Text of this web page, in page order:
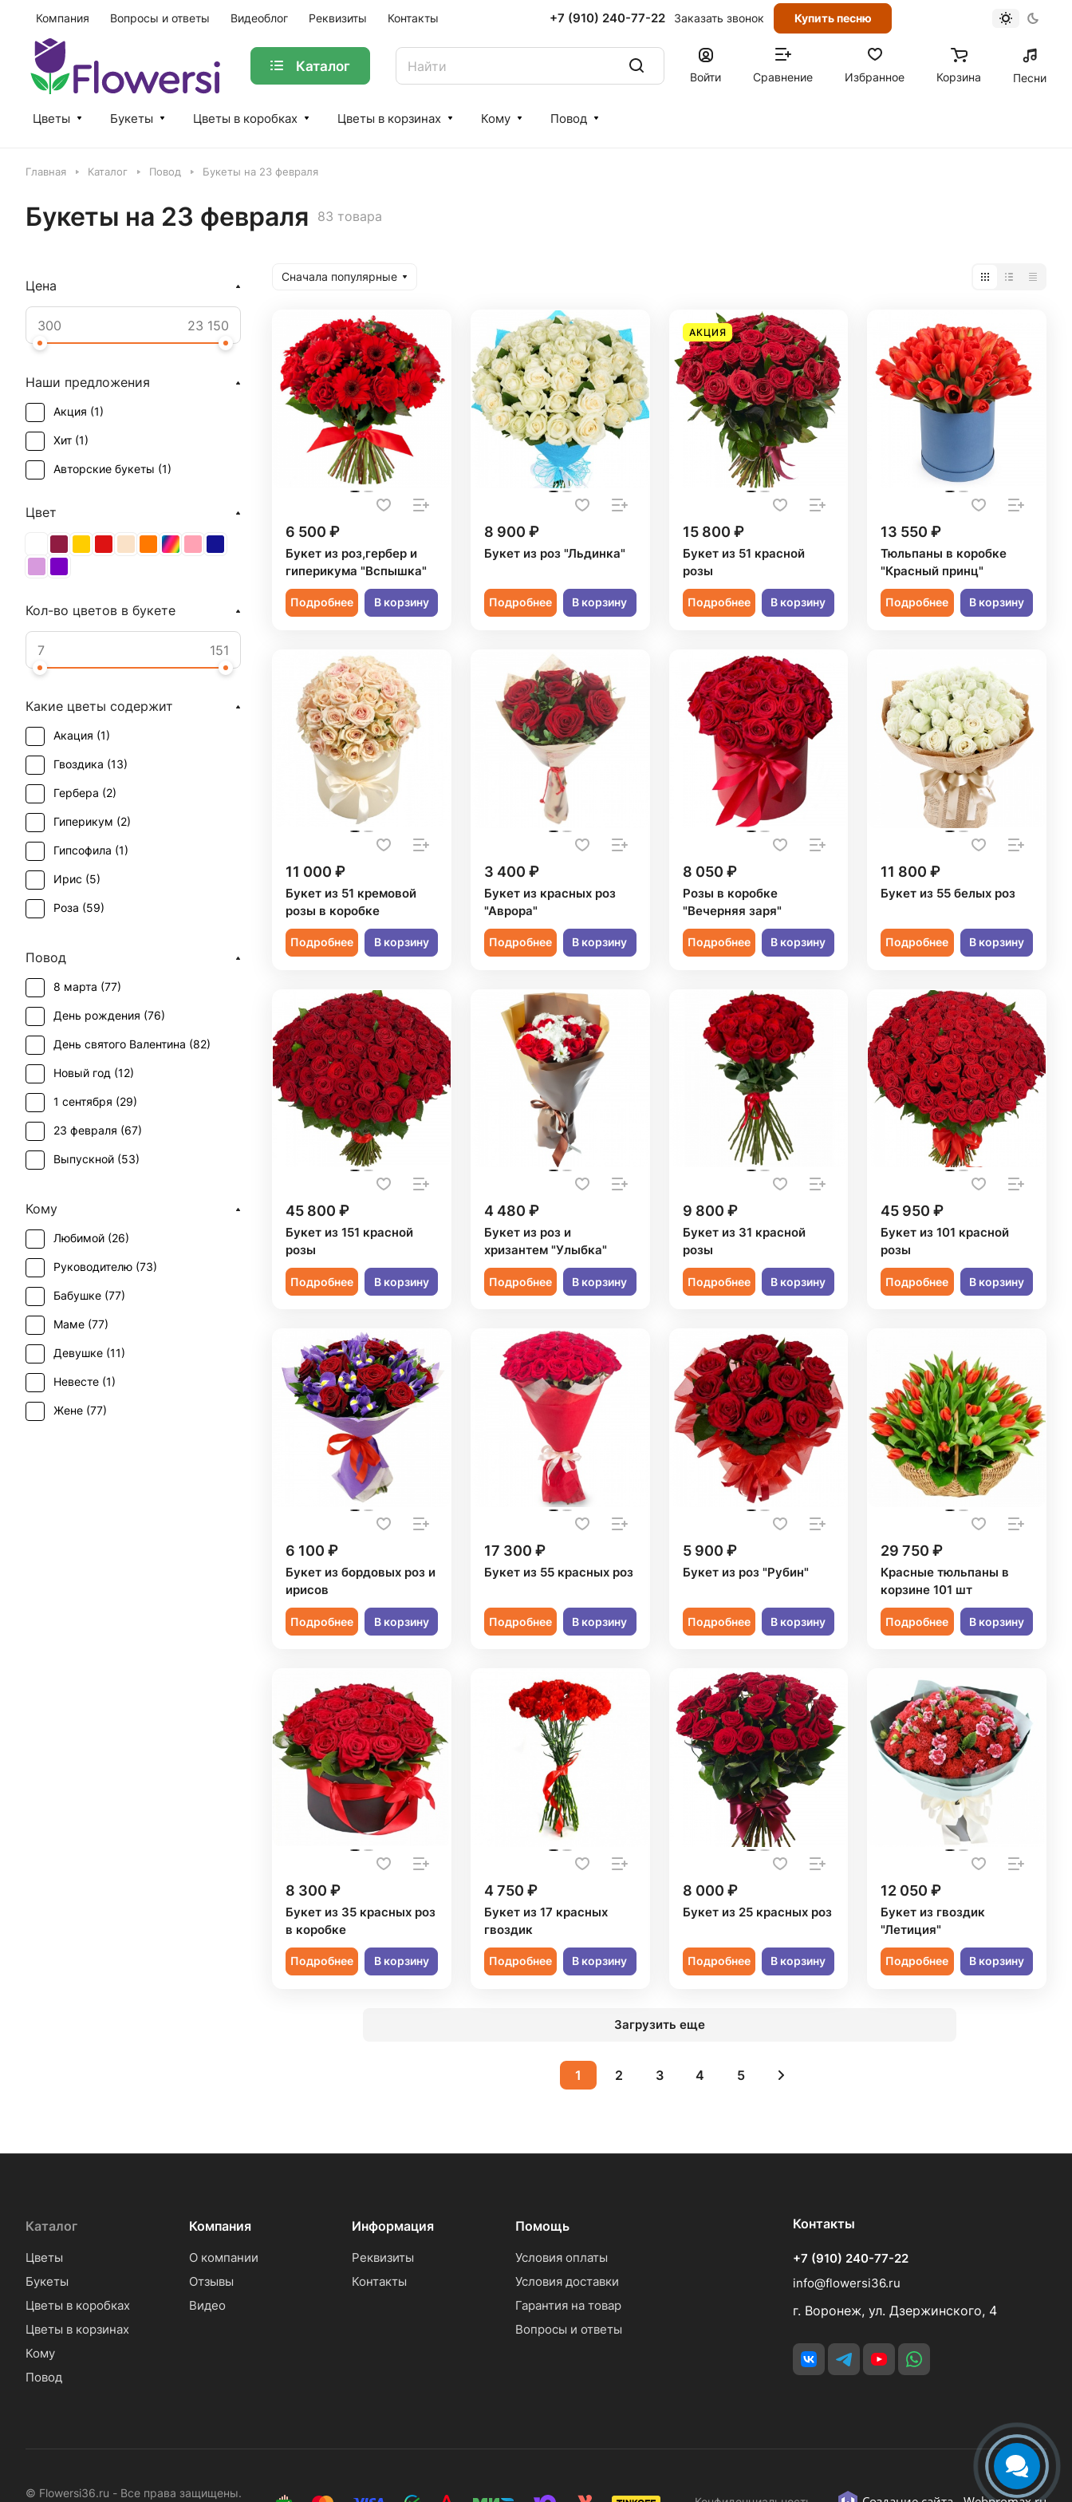
Компания Вопросы и ответы Видеоблог Реквизиты Контакты +7 (910) 240-77-22 Заказать звонок Купить песню
Каталог
Войти Сравнение Избранное Корзина Песни
Цветы Букеты Цветы в коробках Цветы в корзинах Кому Повод
Главная Каталог Повод Букеты на 23 февраля
Букеты на 23 февраля 83 товара
Сначала популярные
6 500 ₽
Букет из роз,гербер и
гиперикума "Вспышка"
Подробнее В корзину
8 900 ₽
Букет из роз "Льдинка"
Подробнее В корзину
АКЦИЯ
15 800 ₽
Букет из 51 красной
розы
Подробнее В корзину
13 550 ₽
Тюльпаны в коробке
"Красный принц"
Подробнее В корзину
11 000 ₽
Букет из 51 кремовой
розы в коробке
Подробнее В корзину
3 400 ₽
Букет из красных роз
"Аврора"
Подробнее В корзину
8 050 ₽
Розы в коробке
"Вечерняя заря"
Подробнее В корзину
11 800 ₽
Букет из 55 белых роз
Подробнее В корзину
45 800 ₽
Букет из 151 красной
розы
Подробнее В корзину
4 480 ₽
Букет из роз и
хризантем "Улыбка"
Подробнее В корзину
9 800 ₽
Букет из 31 красной
розы
Подробнее В корзину
45 950 ₽
Букет из 101 красной
розы
Подробнее В корзину
6 100 ₽
Букет из бордовых роз и
ирисов
Подробнее В корзину
17 300 ₽
Букет из 55 красных роз
Подробнее В корзину
5 900 ₽
Букет из роз "Рубин"
Подробнее В корзину
29 750 ₽
Красные тюльпаны в
корзине 101 шт
Подробнее В корзину
8 300 ₽
Букет из 35 красных роз
в коробке
Подробнее В корзину
4 750 ₽
Букет из 17 красных
гвоздик
Подробнее В корзину
8 000 ₽
Букет из 25 красных роз
Подробнее В корзину
12 050 ₽
Букет из гвоздик
"Летиция"
Подробнее В корзину
Загрузить еще
1 2 3 4 5
Цена
Наши предложения
Акция (1)
Хит (1)
Авторские букеты (1)
Цвет
Кол-во цветов в букете
Какие цветы содержит
Акация (1)
Гвоздика (13)
Гербера (2)
Гиперикум (2)
Гипсофила (1)
Ирис (5)
Роза (59)
Тюльпан (
Хризантема (
Эустома (1)
Повод
8 марта (77)
День рождения (76)
День святого Валентина (82)
Новый год (12)
1 сентября (29)
23 февраля (67)
Выпускной (53)
День учителя (
Пасха (5)
Первое свидание (
Последний звонок (
Рождение ребенка (
Рождество (12
Татьянин день (
Траур ( 3 )
Кому
Любимой (26)
Руководителю (73)
Бабушке (77)
Маме (77)
Девушке (11)
Невесте (1)
Жене (77)
Каталог
Цветы
Букеты
Цветы в коробках
Цветы в корзинах
Кому
Повод
Компания
О компании
Отзывы
Видео
Информация
Реквизиты
Контакты
Помощь
Условия оплаты
Условия доставки
Гарантия на товар
Вопросы и ответы
Контакты
+7 (910) 240-77-22
info@flowersi36.ru
г. Воронеж, ул. Дзержинского, 4
© Flowersi36.ru - Все права защищены.